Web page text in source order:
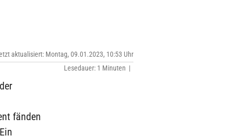
aktualisiert: Montag, 09.01.2023, 10:53 Uhr
Lesedauer: 1 Minuten |
fänden